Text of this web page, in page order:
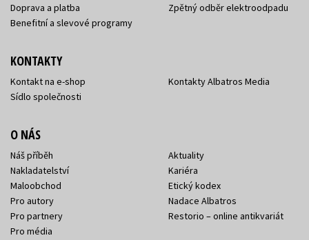
Doprava a platba
Benefitní a slevové programy
Zpětný odběr elektroodpadu
KONTAKTY
Kontakt na e-shop
Sídlo společnosti
Kontakty Albatros Media
O NÁS
Náš příběh
Nakladatelství
Maloobchod
Pro autory
Pro partnery
Pro média
Aktuality
Kariéra
Etický kodex
Nadace Albatros
Restorio – online antikvariát